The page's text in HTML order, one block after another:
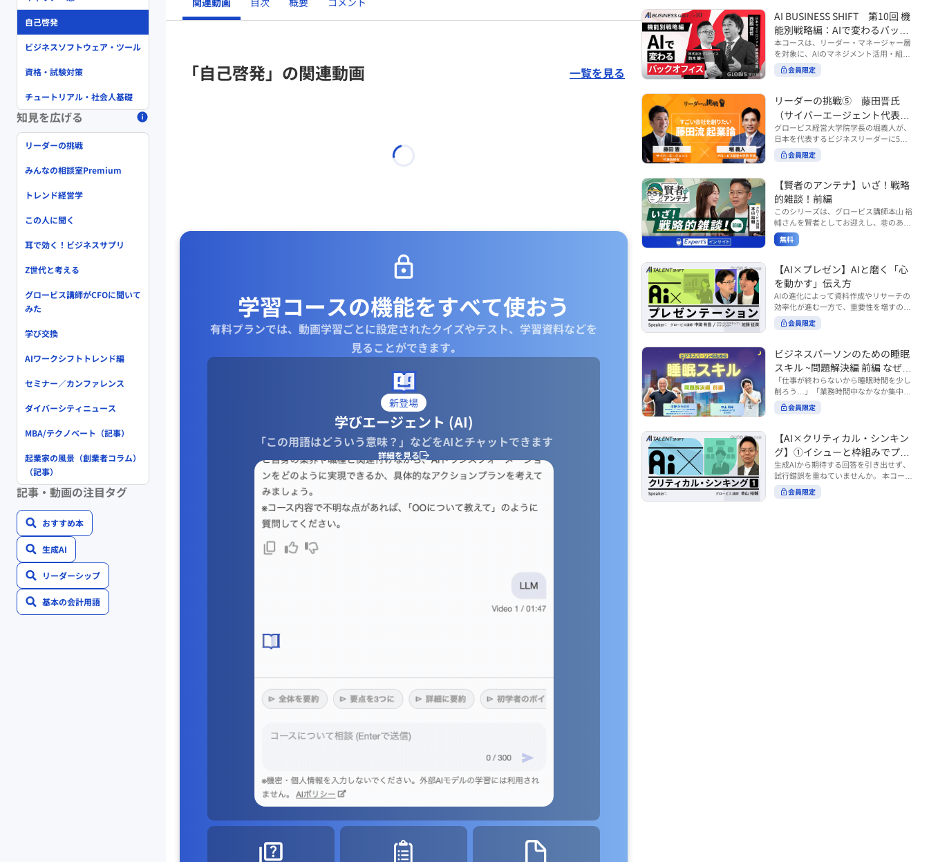
「自己啓発」の関連動画 一覧を見る
学習コースの機能をすべて使おう
有料プランでは、動画学習ごとに設定されたクイズやテスト、学習資料などを
見ることができます｡
新登場
学びエージェント (AI)
「この用語はどういう意味？」などをAIとチャットできます
詳細を見る
3%BC%E3%82%AF%E3%82%B7%E3%
83%95%E3%83%88 ※本コースは、AIの
マネジメント活用を学ぶ「AIビジネスシ
フト」シリーズの一環として提供してい
ます。 ※本動画は、制作時点の情報に基
づき作成したものです（2026年03月制
か？ このコースは、あなたが“ありたい
自分”として生き、キャリアをデザイン
していくための思考と行動のガイドにな
ります。 ※本動画は、制作時点の情報に
基づき作成したものです（2025年11月
制作）
つつ、自律的に仕事を進めてもらうため
にはどうすればよいのか。 こうした悩み
に直面するリーダー・マネージャーの方
は多いのではないでしょうか。 変化が激
しく、正解のない現代においては、指示
や助言にとどまらず、メンバーの思考を
引き出し、自律的な行動を促す「コーチ
す。 本コースでは、基礎的なコーチング
の考え方を押さえたうえで、実際の職場
で起こりがちな事例をもとに、相手の思
考と行動を引き出す関わり方を学びま
す。 また、代表的なコーチングのフレー
ムワークである「GROWモデル」を取り
の主体性を引き出していくのかを、わか
りやすく解説します。 メンバーとの対話
を、成長を促す機会へと変えていく。そ
の第一歩としておすすめのコースです。
コース内で紹介している「傾聴力」を深
めたい方は、こちらも合わせてご覧くだ
さい。 ・傾聴力 ~リーダーのための聴く
is.co.jp/ja/courses/fe285262/learn/step
s/59808 ・傾聴力 ~リーダーのための聴
く技術~（実践編） https://unlimited.gl
obis.co.jp/ja/courses/01d24a39/learn/s
teps/59813 ※本動画は、制作時点の情
報に基づき作成したものです（2026年6
月制作）
AI BUSINESS SHIFT 第10回 機
能別戦略編：AIで変わるバック
オフィス
本コースは、リーダー・マネージャー層
を対象に、AIのマネジメント活用・組織
活用を体系的に学ぶ 『AI BUSINESS SHI
FTシリーズ（全12回）』の第10回で
バックオフィス」では、人事・総務・労
務・経理・情報システムなどのバックオ
フィス領域において、定型業務の自動化
や効率化といった現場レベルのAI活用だ
けでなく、いかにして経営や戦略に貢献
する存在へと進化していくのかについて
考えを深め、学んでいきます。 ■こんな
理・情シスなど、バックオフィス部門を
率いるリーダー・マネージャーの方 ・バ
ックオフィス業務へのAI活用やDX推進を
担っている方 ・AI時代におけるバックオ
フィスの役割や戦略のあり方を考えたい
方 ■AIシフトシリーズとは？ 『AI BUSI
で設計された全12回のシリーズです。
（順次公開） https://unlimited.globis.c
o.jp/ja/tags/AI%E3%83%93%E3%82%B
8%E3%83%8D%E3%82%B9%E3%82%
B7%E3%83%95%E3%83%88 ・基礎編
（第1回〜3回）：リーダーやマネージャ
ーに求められる、AI時代の基礎的なリテ
ジメント編（第4回〜7回）：AI時代のリ
ーダーシップや組織変革を中心に学ぶコ
ース ・機能別戦略編（第8回〜12回）：
AI時代における機能別での戦略のあり方
を中心に学ぶコース より実践的なAIツー
ルの活用法について学びたい方は『AI W
earch?tag=AI%E3%83%AF%E3%83%B
C%E3%82%AF%E3%82%B7%E3%83%
95%E3%83%88 ※本コースは、AIのマネ
ジメント活用を学ぶ「AIビジネスシフ
ト」シリーズの一環として提供していま
す。 ※本動画は、制作時点の情報に基づ
会員限定
リーダーの挑戦⑤ 藤田晋氏
（サイバーエージェント代表取
締役）
グロービス経営大学院学長の堀義人が、
日本を代表するビジネスリーダーに5つ
の質問（能力開発／挑戦／試練／仲間／
志）を投げかけ、その人生哲学を解き明
ーエージェント代表取締役の藤田晋氏。
起業の理由、経営をどうやって学んだ
か、アメーバブログ・ABEMAの立ち上
げ、経営チームづくりについてなど聞い
ていきます。（肩書きは2020年12月11
日撮影当時のもの） 藤田 晋 サイバー
ス・キャピタル・パートナーズ 代表パ
ートナー
会員限定
【賢者のアンテナ】いざ！戦略
的雑談！前編
このシリーズは、グロービス講師本山 裕
輔さんを賢者としてお迎えし、巷のあり
とあらゆるものを独自の視点で紐解き、
皆様の学びの意欲を刺激するコンテンツ
期配信されます。 取り上げて欲しいご質
問やテーマ、感想を随時受け付けていま
す。 グーグルフォーム（https://forms.g
le/qqoBYuRUmUYz4scC6） または グ
ロ放題編集部員のX（https://x.com/mai
rakobayashi） まで、ぜひご要望をお
6月制作）
無料
【AI×プレゼン】AIと磨く「心
を動かす」伝え方
AIの進化によって資料作成やリサーチの
効率化が進む一方で、重要性を増すのが
「伝える力」です。本コースでは、AI時
代のプレゼンに求められるデリバリース
を客観的に評価し、改善できるAI活用法
も紹介。大事な場面で「心を動かす」プ
レゼンをしたい方におすすめです。関連
コース「プレゼンテーションスキル」も
併せてご覧ください。 ▼プレゼン動画分
析プロンプト（辛口） https://hodai.glo
bis.co.jp/learning_documents/6f976cd
ル https://unlimited.globis.co.jp/ja/co
urses/598f3254/ ※本コースは、AI時代
のビジネススキルを学ぶ「AIタレントシ
フト」シリーズの一環として提供してい
ます。 https://unlimited.globis.co.jp/j
a/tags/AI%E3%82%BF%E3%83%AC%E
会員限定
ビジネスパーソンのための睡眠
スキル ~問題解決編 前編 なぜ眠
れないのか？~
「仕事が終わらないから睡眠時間を少し
削ろう…」「業務時間中なかなか集中で
きない…」「毎日朝起きるのがつら
い…」。 あなたはこのような経験をした
トの時間をやりくりするために、真っ先
に削りがちなのが「睡眠」時間。 実は
今、日本社会は世界と比較して「最も眠
らない国」だということもわかってきて
います。 慢性的な睡眠不足は、心身の健
康に悪影響なだけでなく、仕事のパフォ
ーマンスにも当然大きな影響を与え、社
会員限定
【AI×クリティカル・シンキン
グ】①イシューと枠組みでプロ
ンプトを磨く
生成AIから期待する回答を引き出せず、
試行錯誤を重ねていませんか。 本コース
では、生成AI活用の質を高める鍵とし
て、クリティカル・シンキングの視点か
会員限定
自己啓発
ビジネスソフトウェア・ツール
資格・試験対策
チュートリアル・社会人基礎
知見を広げる
リーダーの挑戦
みんなの相談室Premium
トレンド経営学
この人に聞く
耳で効く！ビジネスサプリ
Z世代と考える
グロービス講師がCFOに聞いて
みた
学び交換
AIワークシフトトレンド編
セミナー／カンファレンス
ダイバーシティニュース
MBA/テクノベート（記事）
起業家の風景（創業者コラム）
（記事）
記事・動画の注目タグ
おすすめ本
生成AI
リーダーシップ
基本の会計用語